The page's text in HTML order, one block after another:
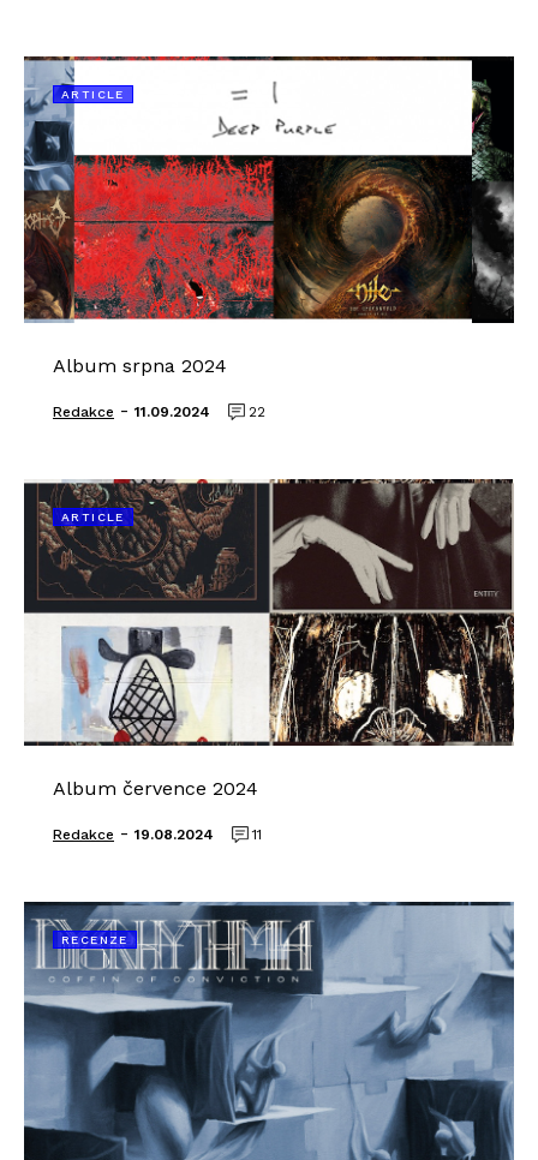
ARTICLE
Album srpna 2024
Redakce - 11.09.2024 22
ARTICLE
Album července 2024
Redakce - 19.08.2024 11
RECENZE